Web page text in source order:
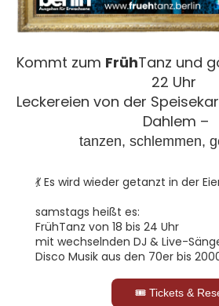
Kommt zum FrühTanz und
22 Uhr
Leckereien von der
Dahlem –
tanzen, schlemmen,
💃 Es wird wieder getanzt in der
samstags heißt es:
FrühTanz von 18 bis 24 Uhr
mit wechselnden DJ & Live-
Disco Musik aus den 70er bis
🎟 Tickets &